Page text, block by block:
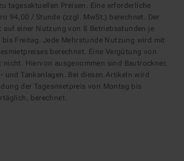
tagesaktuellen Preisen. Eine erforderliche
94,00 / Stunde (zzgl. MwSt.) berechnet. Der
auf einer Nutzung von 8 Betriebsstunden je
bis Freitag. Jede Mehrstunde Nutzung wird mit
berechnet. Eine Vergütung von
Hiervon ausgenommen sind Bautrockner,
und Tankanlagen. Bei diesen Artikeln wird
der Tagesmietpreis von Montag bis
berechnet.